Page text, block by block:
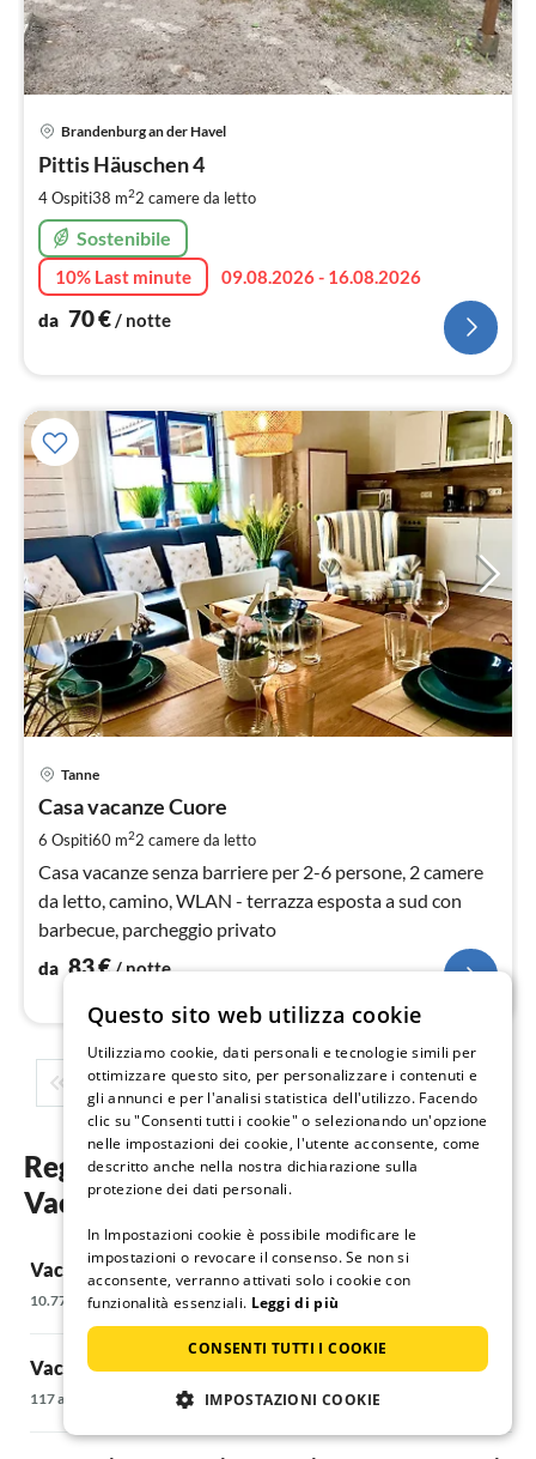
Brandenburg an der Havel
Pittis Häuschen 4
4 Ospiti38 m22 camere da letto
Sostenibile
10% Last minute
09.08.2026 - 16.08.2026
da 70€/ notte
Tanne
Casa vacanze Cuore
6 Ospiti60 m22 camere da letto
Casa vacanze senza barriere per 2-6 persone, 2 camere
da letto, camino, WLAN - terrazza esposta a sud con
barbecue, parcheggio privato
da 83€/ notte
1 2 3 4 5 ...
Regioni e località preferite per la tua
Vacanze in montagna mondo
Vacanze in montagna in Europa
10.770 alloggi
Vacanze in montagna in Polonia
117 alloggi
Vacanze in
Questo sito web utilizza cookie
Utilizziamo cookie, dati personali e tecnologie simili per
ottimizzare questo sito, per personalizzare i contenuti e
gli annunci e per l'analisi statistica dell'utilizzo. Facendo
clic su "Consenti tutti i cookie" o selezionando un'opzione
nelle impostazioni dei cookie, l'utente acconsente, come
descritto anche nella nostra dichiarazione sulla
protezione dei dati personali.
In Impostazioni cookie è possibile modificare le
impostazioni o revocare il consenso. Se non si
acconsente, verranno attivati solo i cookie con
funzionalità essenziali. Leggi di più
CONSENTI TUTTI I COOKIE
IMPOSTAZIONI COOKIE